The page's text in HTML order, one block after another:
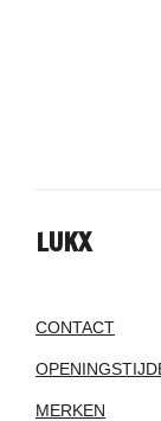
LUKX
CONTACT
MERKEN